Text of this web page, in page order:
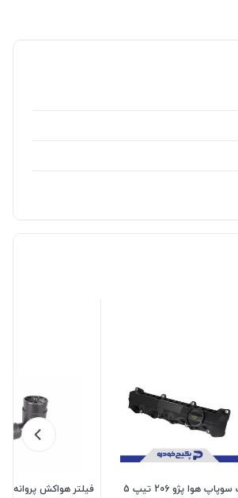
درب سوپاپ هوا پژو 206 تیپ 5
فیلتر هواکش پروانه